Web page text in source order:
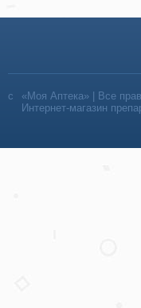
«Моя Аптека» | Все
Интернет-магазин